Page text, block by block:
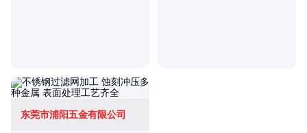
东莞市浦阳五金有限公司